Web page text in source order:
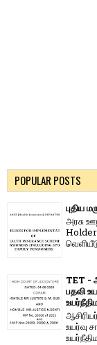
POPULAR POSTS
புதிய
அரசு
TET -
பதவி
உயர்வு